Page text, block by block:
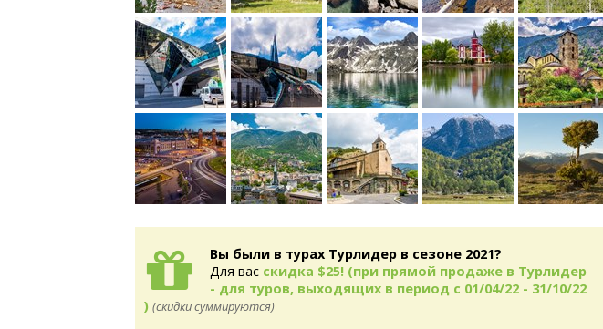
Вы были в турах Турлидер в сезоне 2021?
Для вас скидка $25! (при прямой продаже в Турлидер
- для туров, выходящих в период с 01/04/22 - 31/10/22
) (скидки суммируются)